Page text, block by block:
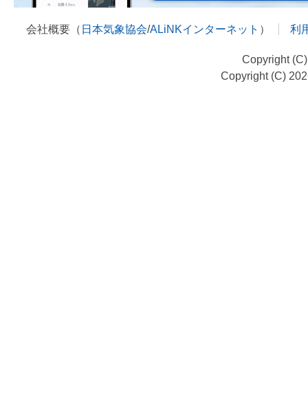
会社概要（ 日本気象協会/ALiNKインターネット ） 利
Copyright
Copyright (C)